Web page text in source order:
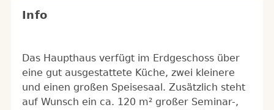
Info
Das Haupthaus verfügt im Erdgeschoss über
eine gut ausgestattete Küche, zwei kleinere
und einen großen Speisesaal. Zusätzlich steht
auf Wunsch ein ca. 120 m² großer Seminar-,